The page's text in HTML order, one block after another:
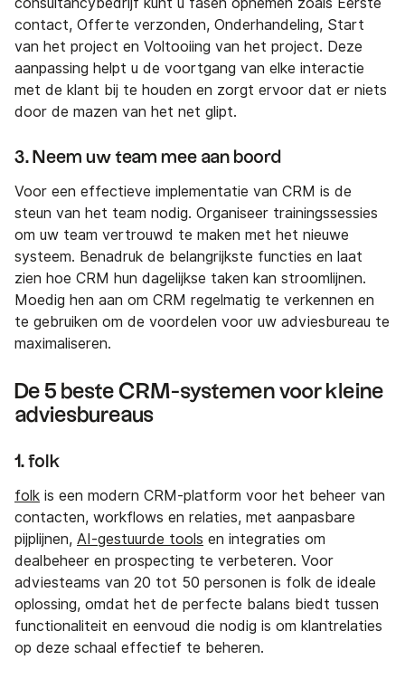
contact, Offerte verzonden, Onderhandeling, Start
van het project en Voltooiing van het project. Deze
aanpassing helpt u de voortgang van elke interactie
met de klant bij te houden en zorgt ervoor dat er niets
door de mazen van het net glipt.
3. Neem uw team mee aan boord
Voor een effectieve implementatie van CRM is de
steun van het team nodig. Organiseer trainingssessies
om uw team vertrouwd te maken met het nieuwe
systeem. Benadruk de belangrijkste functies en laat
zien hoe CRM hun dagelijkse taken kan stroomlijnen.
Moedig hen aan om CRM regelmatig te verkennen en
te gebruiken om de voordelen voor uw adviesbureau te
maximaliseren.
De 5 beste CRM-systemen voor kleine
adviesbureaus
1. folk
folk is een modern CRM-platform voor het beheer van
contacten, workflows en relaties, met aanpasbare
pijplijnen, AI-gestuurde tools en integraties om
dealbeheer en prospecting te verbeteren. Voor
adviesteams van 20 tot 50 personen is folk de ideale
oplossing, omdat het de perfecte balans biedt tussen
functionaliteit en eenvoud die nodig is om klantrelaties
op deze schaal effectief te beheren.